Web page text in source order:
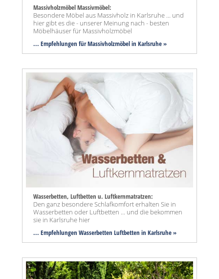
Massivholzmöbel Massivmöbel:
Besondere Möbel aus Massivholz in Karlsruhe ... und
hier gibt es die - unserer Meinung nach - besten
Möbelhäuser für Massivholzmöbel
... Empfehlungen für Massivholzmöbel in Karlsruhe »
Wasserbetten, Luftbetten u. Luftkernmatratzen:
Den ganz besondere Schlafkomfort erhalten Sie in
Wasserbetten oder Luftbetten ... und die bekommen
sie in Karlsruhe hier
... Empfehlungen Wasserbetten Luftbetten in Karlsruhe »